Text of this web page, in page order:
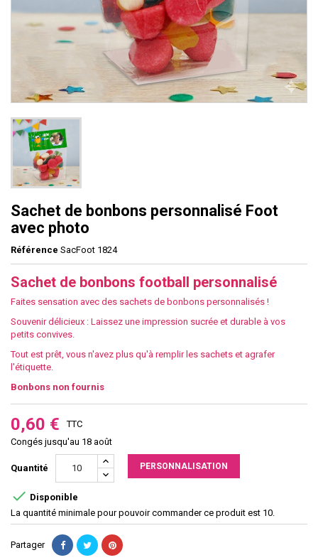
Sachet de bonbons personnalisé Foot
avec photo
Référence SacFoot 1824
Sachet de bonbons football personnalisé
Faites sensation avec des sachets de bonbons personnalisés !
Souvenir délicieux : Laissez une impression sucrée et durable à vos
petits convives.
Tout est prêt, vous n'avez plus qu'à remplir les sachets et agrafer
l'étiquette.
Bonbons non fournis
0,60 €
TTC
Congés jusqu'au 18 août
Quantité PERSONNALISATION
 Disponible
La quantité minimale pour pouvoir commander ce produit est 10.
Partager